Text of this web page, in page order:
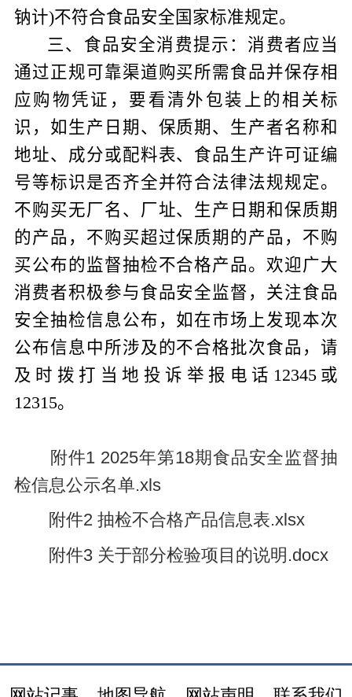
钠计)不符合食品安全国家标准规定。
三、食品安全消费提示： 消费者应当
通过正规可靠渠道购买所需食品并保存相
应购物凭证，要看清外包装上的相关标
识，如生产日期、保质期、生产者名称和
地址、成分或配料表、食品生产许可证编
号等标识是否齐全并符合法律法规规定。
不购买无厂名、厂址、生产日期和保质期
的产品，不购买超过保质期的产品，不购
买公布的监督抽检不合格产品。欢迎广大
消费者积极参与食品安全监督，关注食品
安全抽检信息公布，如在市场上发现本次
公布信息中所涉及的不合格批次食品，请
及时拨打当地投诉举报电话 12345或
12315。
附件1 2025年第18期食品安全监督抽
检信息公示名单.xls
附件2 抽检不合格产品信息表.xlsx
附件3 关于部分检验项目的说明.docx